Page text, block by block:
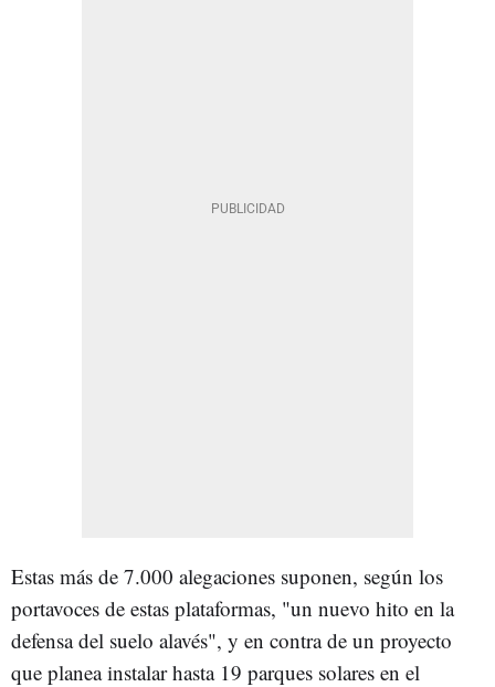
Estas más de 7.000 alegaciones suponen, según los
portavoces de estas plataformas, "un nuevo hito en la
defensa del suelo alavés", y en contra de un proyecto
que planea instalar hasta 19 parques solares en el